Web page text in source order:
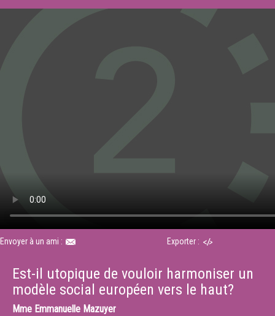
Envoyer à un ami : Exporter :
Est-il utopique de vouloir harmoniser un
modèle social européen vers le haut?
Mme Emmanuelle Mazuyer